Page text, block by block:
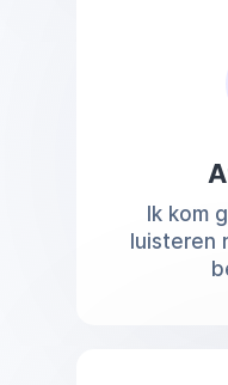
Ik kom
luisteren